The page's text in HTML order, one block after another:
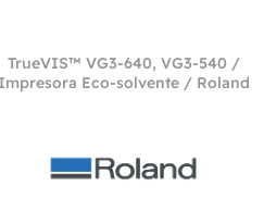
TrueVIS™ VG3-640, VG3-540 /
Impresora Eco-solvente / Roland